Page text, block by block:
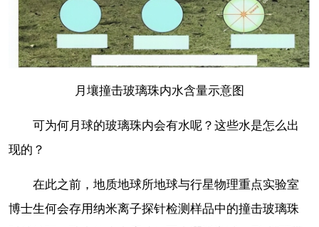
月壤撞击玻璃珠内水含量示意图
可为何月球的玻璃珠内会有水呢？这些水是怎么出
现的？
在此之前，地质地球所地球与行星物理重点实验室
博士生何会存用纳米离子探针检测样品中的撞击玻璃珠